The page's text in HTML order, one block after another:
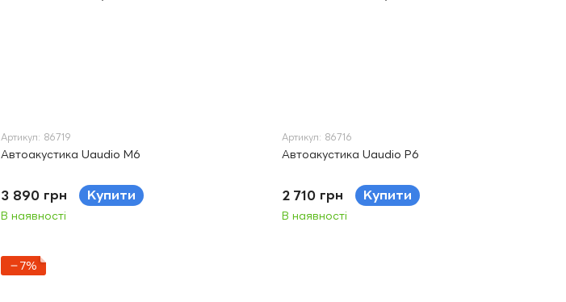
Артикул: 86719
Автоакустика Uaudio M6
3 890 грн Купити
В наявності
Артикул: 86716
Автоакустика Uaudio P6
2 710 грн Купити
В наявності
−7%